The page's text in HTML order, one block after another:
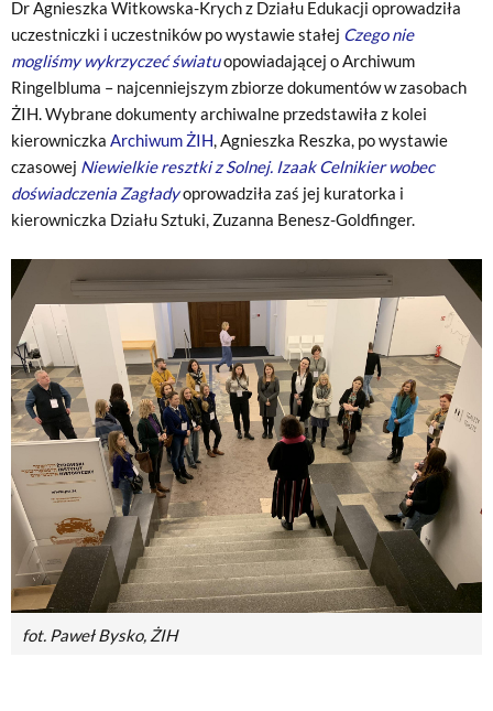
Dr Agnieszka Witkowska-Krych z Działu Edukacji oprowadziła
uczestniczki i uczestników po wystawie stałej Czego nie
mogliśmy wykrzyczeć światuopowiadającej o Archiwum
Ringelbluma – najcenniejszym zbiorze dokumentów w zasobach
ŻIH. Wybrane dokumenty archiwalne przedstawiła z kolei
kierowniczka Archiwum ŻIH, Agnieszka Reszka, po wystawie
czasowej Niewielkie resztki z Solnej. Izaak Celnikier wobec
doświadczenia Zagładyoprowadziła zaś jej kuratorka i
kierowniczka Działu Sztuki, Zuzanna Benesz-Goldfinger.
fot. Paweł Bysko, ŻIH